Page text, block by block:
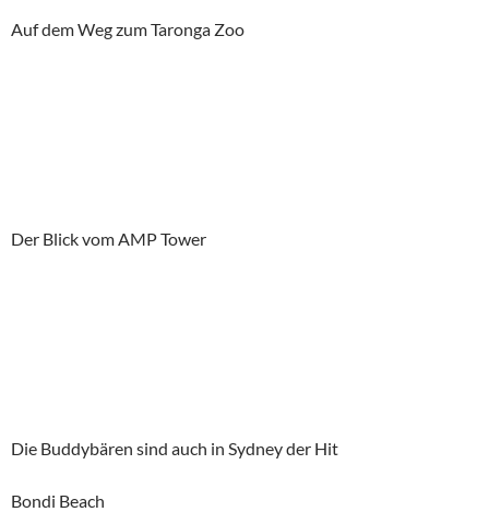
Auf dem Weg zum Taronga Zoo
Der Blick vom AMP Tower
Die Buddybären sind auch in Sydney der Hit
Bondi Beach